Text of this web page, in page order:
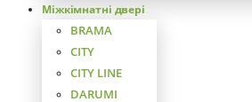
Міжкімнатні двері
BRAMA
CITY
CITY LINE
DARUMI